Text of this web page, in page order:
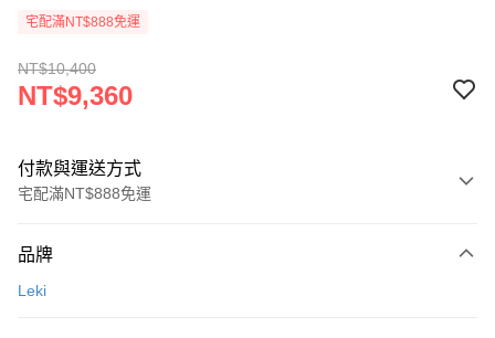
宅配滿NT$888免運
NT$10,400
NT$9,360
付款與運送方式
宅配滿NT$888免運
信用卡一次付款
品牌
Leki